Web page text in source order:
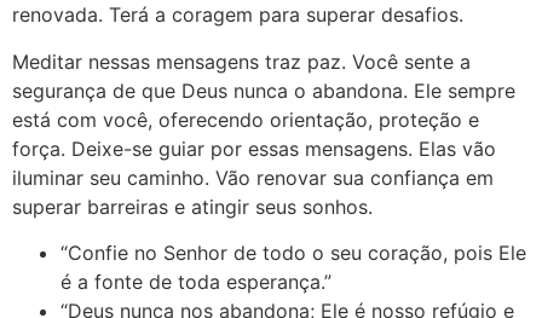
renovada. Terá a coragem para superar desafios.
Meditar nessas mensagens traz paz. Você sente a
segurança de que Deus nunca o abandona. Ele sempre
está com você, oferecendo orientação, proteção e
força. Deixe-se guiar por essas mensagens. Elas vão
iluminar seu caminho. Vão renovar sua confiança em
superar barreiras e atingir seus sonhos.
“Confie no Senhor de todo o seu coração, pois Ele
é a fonte de toda esperança.”
“Deus nunca nos abandona; Ele é nosso refúgio e